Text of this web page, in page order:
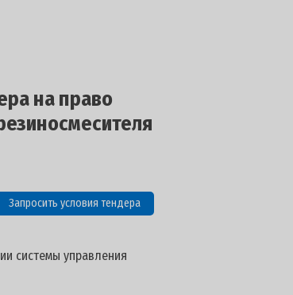
на право
Запросить условия тендера
системы управления